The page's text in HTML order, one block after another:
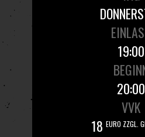
19:00
20:00
VVK
18 EURO ZZGL.